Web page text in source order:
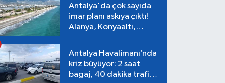
Antalya'da çok sayıda
imar planı askıya çıktı!
Alanya, Konyaaltı,
Antalya Havalimanı’nda
kriz büyüyor: 2 saat
bagaj, 40 dakika trafik,